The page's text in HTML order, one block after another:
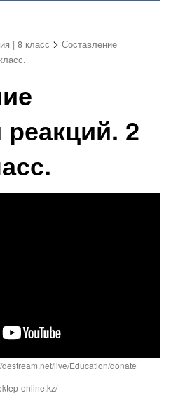
| 8 класс > Составление
2
live/Education/donate
online.kz/